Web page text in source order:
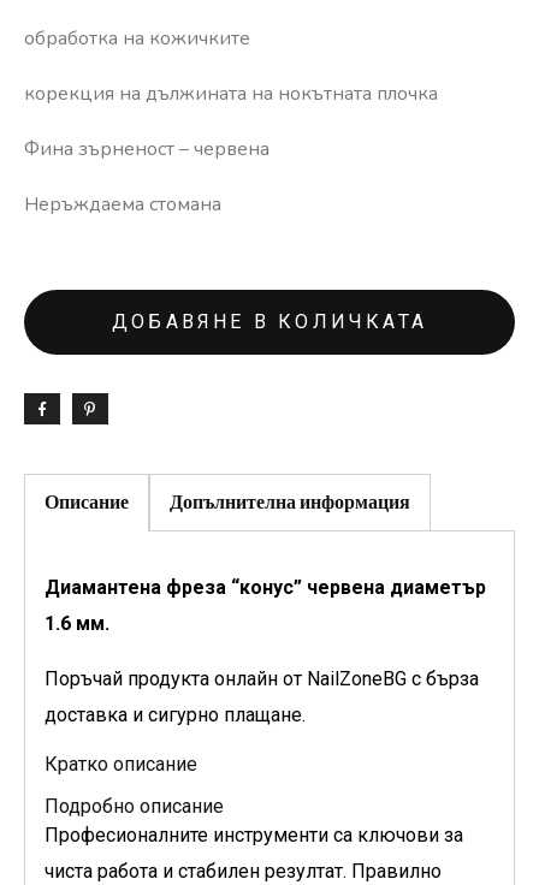
обработка на кожичките
корекция на дължината на нокътната плочка
Фина зърненост – червена
Неръждаема стомана
ДОБАВЯНЕ В КОЛИЧКАТА
Описание Допълнителна информация
Диамантена фреза “конус” червена диаметър
1.6 мм.
Поръчай продукта онлайн от NailZoneBG с бърза
доставка и сигурно плащане.
Кратко описание
Подробно описание
Професионалните инструменти са ключови за
чиста работа и стабилен резултат. Правилно